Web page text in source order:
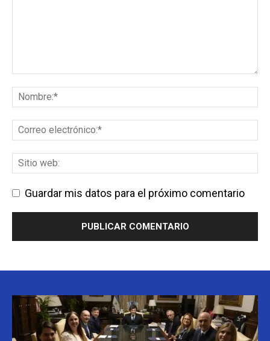
Guardar mis datos para el próximo comentario